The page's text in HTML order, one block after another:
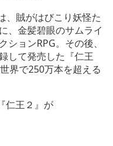
、賊がはびこり妖怪た
、金髪碧眼のサムライ
ョンRPG。その後、
して発売した『仁王
界で250万本を超える
仁王２』が